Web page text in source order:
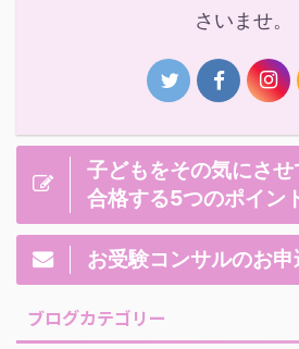
さいませ。
子どもをその気にさ
合格する5つのポイン
お受験コンサルのお申
ブログカテゴリー